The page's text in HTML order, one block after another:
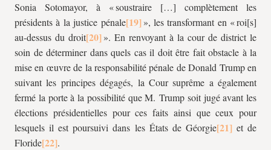
Sonia Sotomayor, à « soustraire […] complètement les
présidents à la justice pénale
», les transformant en « roi[s]
au-dessus du droit
». En renvoyant à la cour de district le
soin de déterminer dans quels cas il doit être fait obstacle à la
mise en œuvre de la responsabilité pénale de Donald Trump en
suivant les principes dégagés, la Cour suprême a également
fermé la porte à la possibilité que M. Trump soit jugé avant les
élections présidentielles pour ces faits ainsi que ceux pour
lesquels il est poursuivi dans les États de Géorgie
et de
Floride
.